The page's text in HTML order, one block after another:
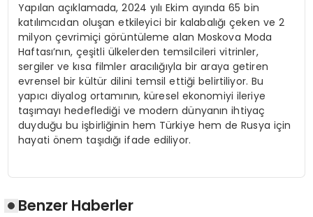
Yapılan açıklamada, 2024 yılı Ekim ayında 65 bin
katılımcıdan oluşan etkileyici bir kalabalığı çeken ve 2
milyon çevrimiçi görüntüleme alan Moskova Moda
Haftası’nın, çeşitli ülkelerden temsilcileri vitrinler,
sergiler ve kısa filmler aracılığıyla bir araya getiren
evrensel bir kültür dilini temsil ettiği belirtiliyor. Bu
yapıcı diyalog ortamının, küresel ekonomiyi ileriye
taşımayı hedeflediği ve modern dünyanın ihtiyaç
duyduğu bu işbirliğinin hem Türkiye hem de Rusya için
hayati önem taşıdığı ifade ediliyor.
Benzer Haberler